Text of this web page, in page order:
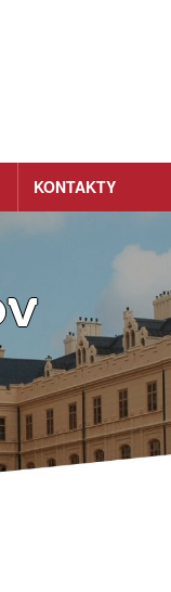
KONTAKTY